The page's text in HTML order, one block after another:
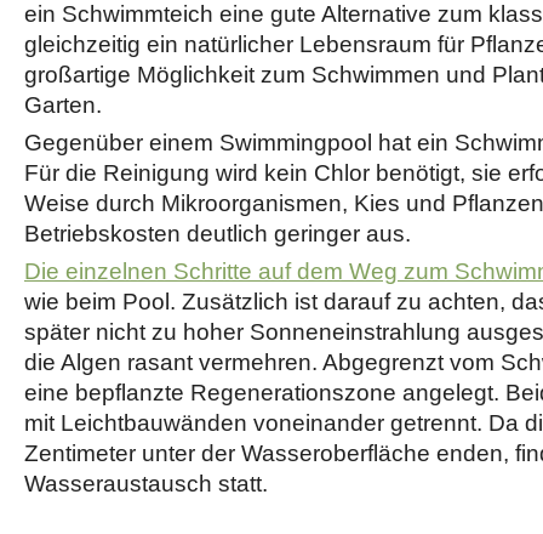
ein Schwimmteich eine gute Alternative zum
gleichzeitig ein natürlicher Lebensraum für
großartige Möglichkeit zum Schwimmen und
Garten.
Gegenüber einem Swimmingpool hat ein
Für die Reinigung wird kein Chlor benötigt, sie
Weise durch Mikroorganismen, Kies und
Betriebskosten deutlich geringer aus.
Die einzelnen Schritte auf dem Weg zum
wie beim Pool. Zusätzlich ist darauf zu achten,
später nicht zu hoher Sonneneinstrahlung
die Algen rasant vermehren. Abgegrenzt vom
eine bepflanzte Regenerationszone angelegt.
mit Leichtbauwänden voneinander getrennt. Da
Zentimeter unter der Wasseroberfläche enden,
Wasseraustausch statt.